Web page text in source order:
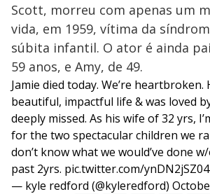
Scott, morreu com apenas um
vida, em 1959, vítima da
súbita infantil. O ator é ainda
59 anos, e Amy, de 49.
Jamie died today. We’re heartbroken.
beautiful, impactful life & was loved
deeply missed. As his wife of 32 yrs,
for the two spectacular children we
don’t know what we would’ve done
past 2yrs. pic.twitter.com/ynDN2jSZ04
— kyle redford (@kyleredford)